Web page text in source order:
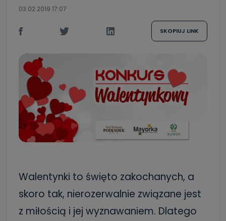
03.02.2019 17:07
SKOPIUJ LINK
Walentynki to święto zakochanych, a
skoro tak, nierozerwalnie związane jest
z miłością i jej wyznawaniem. Dlatego